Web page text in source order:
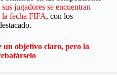
jugadores se encuentran
la fecha FIFA, con los
un objetivo claro, pero la